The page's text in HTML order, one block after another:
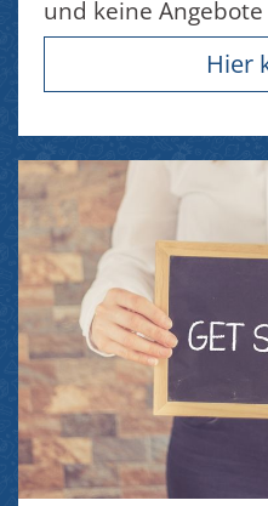
und keine
Hier